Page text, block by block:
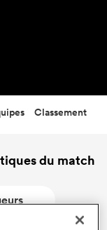
Classement
du match